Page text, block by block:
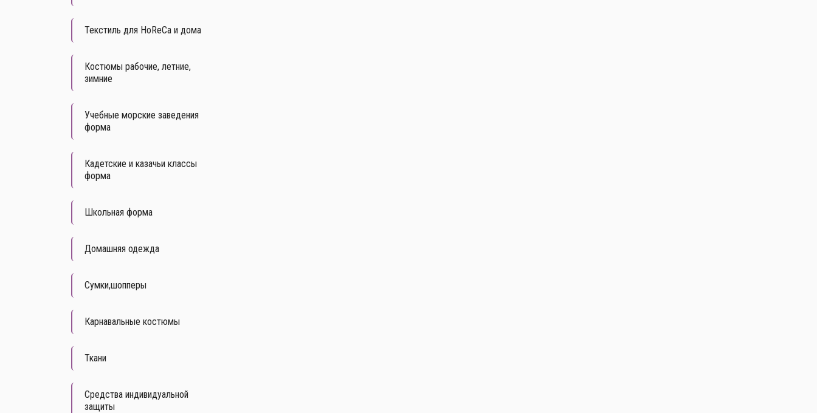
Текстиль для HoReCa и дома
Костюмы рабочие, летние,
зимние
Учебные морские заведения
форма
Кадетские и казачьи классы
форма
Школьная форма
Домашняя одежда
Сумки,шопперы
Карнавальные костюмы
Ткани
Средства индивидуальной
защиты